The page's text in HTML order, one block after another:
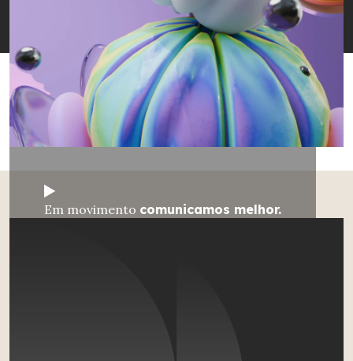
Em movimento comunicamos melhor.